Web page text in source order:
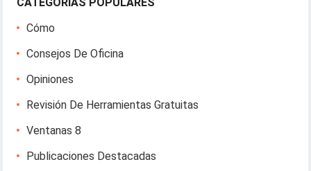
Cómo
Consejos De Oficina
Opiniones
Revisión De Herramientas Gratuitas
Ventanas 8
Publicaciones Destacadas